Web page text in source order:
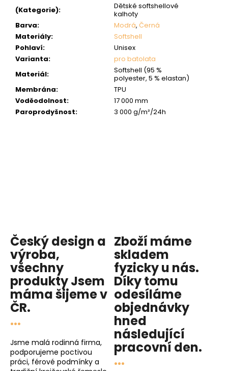
(Kategorie):
Dětské softshellové
kalhoty
Barva: Modrá, Černá
Materiály:
Softshell
Pohlaví:
Unisex
Varianta:
pro batolata
Materiál:
Softshell (95 %
polyester, 5 % elastan)
Membrána:
TPU
Voděodolnost:
17 000 mm
Paroprodyšnost: 3 000 g/m²/24h
Český design a
výroba,
všechny
produktyJsem
mámašijeme v
ČR.
...
Jsme malá rodinná firma,
podporujeme poctivou
práci, férové podmínky a
Zboží máme
skladem
fyzicky u nás.
Díky tomu
odesíláme
objednávky
hned
následující
pracovní den.
...